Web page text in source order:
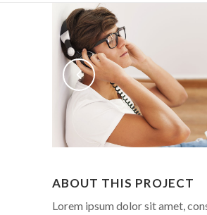
ABOUT THIS PROJECT
Lorem ipsum dolor sit amet,